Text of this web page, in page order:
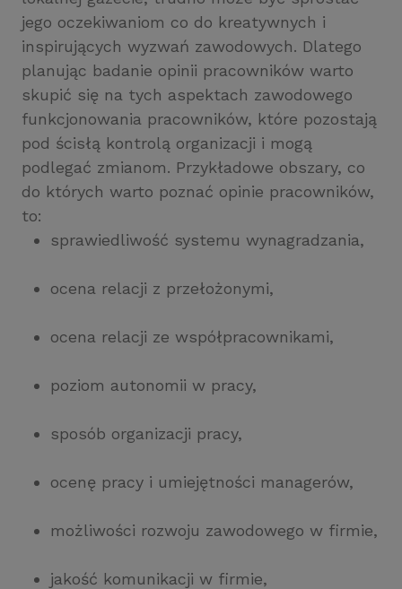
jego oczekiwaniom co do kreatywnych i
inspirujących wyzwań zawodowych. Dlatego
planując badanie opinii pracowników warto
skupić się na tych aspektach zawodowego
funkcjonowania pracowników, które pozostają
pod ścisłą kontrolą organizacji i mogą
podlegać zmianom. Przykładowe obszary, co
do których warto poznać opinie pracowników,
to:
sprawiedliwość systemu wynagradzania,
ocena relacji z przełożonymi,
ocena relacji ze współpracownikami,
poziom autonomii w pracy,
sposób organizacji pracy,
ocenę pracy i umiejętności managerów,
możliwości rozwoju zawodowego w firmie,
jakość komunikacji w firmie,